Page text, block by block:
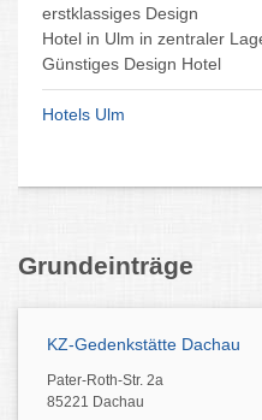
erstklassiges Design
Hotel in Ulm in zentraler
Günstiges Design Hotel
Hotels Ulm
Grundeinträge
KZ-Gedenkstätte Dachau
Pater-Roth-Str. 2a
85221 Dachau